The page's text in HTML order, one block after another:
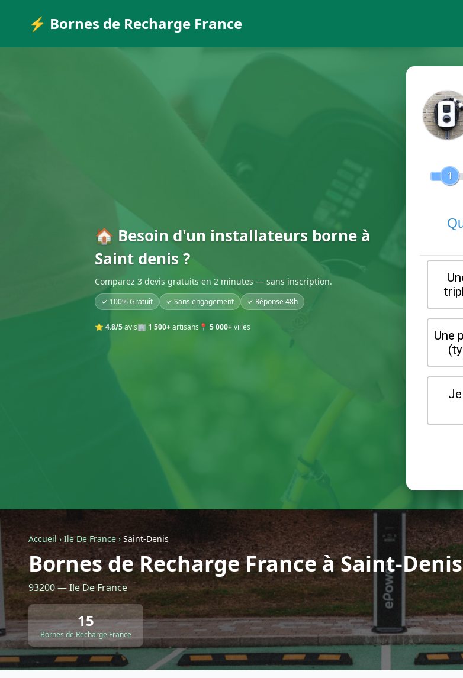
⚡ Bornes de Recharge France
🏠 Besoin d'un installateurs borne à
Saint denis ?
Comparez 3 devis gratuits en 2 minutes — sans inscription.
✓ 100% Gratuit ✓ Sans engagement ✓ Réponse 48h
⭐ 4.8/5avis🏢 1 500+artisans 📍 5 000+villes
Accueil › Ile De France › Saint-Denis
Bornes de Recharge France à Saint-Denis
93200 — Ile De France
15
Bornes de Recharge France